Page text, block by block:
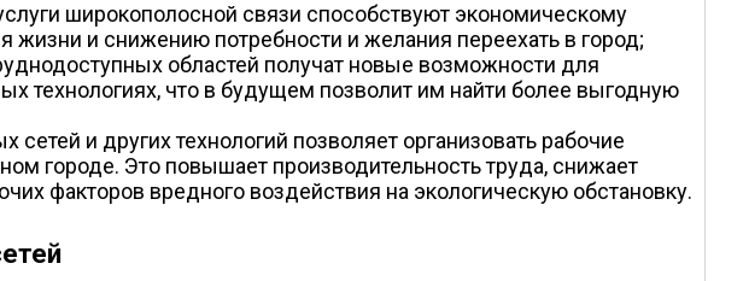
широкополосной связи способствуют экономическому
и снижению потребности и желания переехать в город;
областей получат новые возможности для
технологиях, что в будущем позволит им найти более выгодную
и других технологий позволяет организовать рабочие
городе. Это повышает производительность труда, снижает
факторов вредного воздействия на экологическую обстановку.